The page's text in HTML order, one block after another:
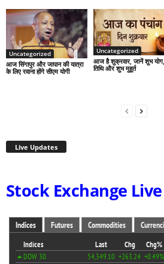
Uncategorized
आज सिंगापुर और जापान की यात्रा
के लिए रवाना होंगे सीएम योगी
Uncategorized
आज है शुक्रवार, जानें शुभ योग,
तिथि और शुभ मुहूर्त
Live Updates
Stock Exchange Live